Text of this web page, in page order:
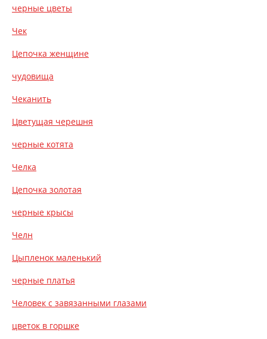
черные цветы
Чек
Цепочка женщине
чудовища
Чеканить
Цветущая черешня
черные котята
Челка
Цепочка золотая
черные крысы
Челн
Цыпленок маленький
черные платья
Человек с завязанными глазами
цветок в горшке